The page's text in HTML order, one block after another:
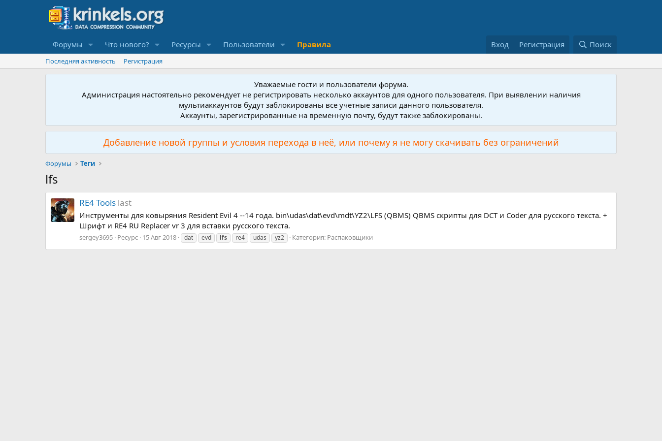
Форумы Что нового? Ресурсы Пользователи Правила Вход Регистрация Поиск
Последняя активность Регистрация
Уважаемые гости и пользователи форума.
Администрация настоятельно рекомендует не регистрировать несколько аккаунтов для одного пользователя. При выявлении наличия
мультиаккаунтов будут заблокированы все учетные записи данного пользователя.
Аккаунты, зарегистрированные на временную почту, будут также заблокированы.
Добавление новой группы и условия перехода в неё, или почему я не могу скачивать без ограничений
Форумы Теги
lfs
RE4 Tools last
Инструменты для ковыряния Resident Evil 4 --14 года. bin\udas\dat\evd\mdt\YZ2\LFS (QBMS) QBMS скрипты для DCT и Coder для русского текста. +
Шрифт и RE4 RU Replacer vr 3 для вставки русского текста.
sergey3695 Ресурс 15 Авг 2018 dat evd lfs re4 udas yz2 Категория: Распаковщики